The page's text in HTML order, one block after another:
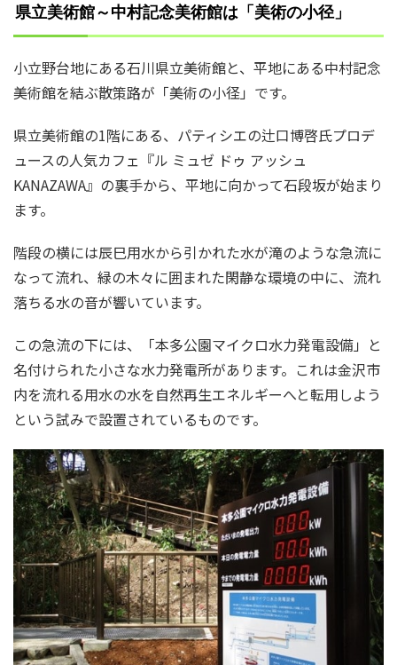
県立美術館～中村記念美術館は「美術の小径」
小立野台地にある石川県立美術館と、平地にある中村記念
美術館を結ぶ散策路が「美術の小径」です。
県立美術館の1階にある、パティシエの辻口博啓氏プロデ
ュースの人気カフェ『ル ミュゼ ドゥ アッシュ
KANAZAWA』の裏手から、平地に向かって石段坂が始まり
ます。
階段の横には辰巳用水から引かれた水が滝のような急流に
なって流れ、緑の木々に囲まれた閑静な環境の中に、流れ
落ちる水の音が響いています。
この急流の下には、「本多公園マイクロ水力発電設備」と
名付けられた小さな水力発電所があります。これは金沢市
内を流れる用水の水を自然再生エネルギーへと転用しよう
という試みで設置されているものです。